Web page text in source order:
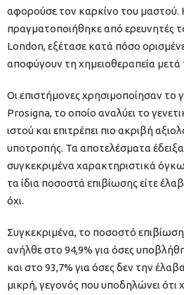
αφορούσε τον καρκίνο του μαστού.
πραγματοποιήθηκε από ερευνητές
London, εξέτασε κατά πόσο
αποφύγουν τη χημειοθεραπεία
Οι επιστήμονες χρησιμοποίησαν το
Prosigna, το οποίο αναλύει το
ιστού και επιτρέπει πιο ακριβή
υποτροπής. Τα αποτελέσματα
συγκεκριμένα χαρακτηριστικά
τα ίδια ποσοστά επιβίωσης είτε
όχι.
Συγκεκριμένα, το ποσοστό
ανήλθε στο 94,9% για όσες
και στο 93,7% για όσες δεν την
μικρή, γεγονός που υποδηλώνει ότι